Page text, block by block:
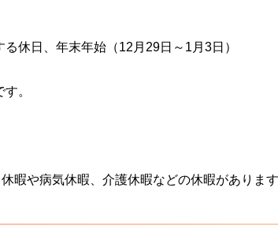
休日、年末年始（12月29日～1月3日）
。
暇や病気休暇、介護休暇などの休暇がありま